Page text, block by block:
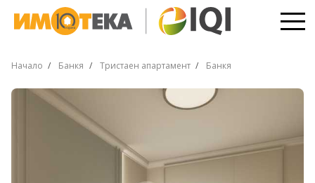
Начало Банкя Тристаен апартамент Банкя